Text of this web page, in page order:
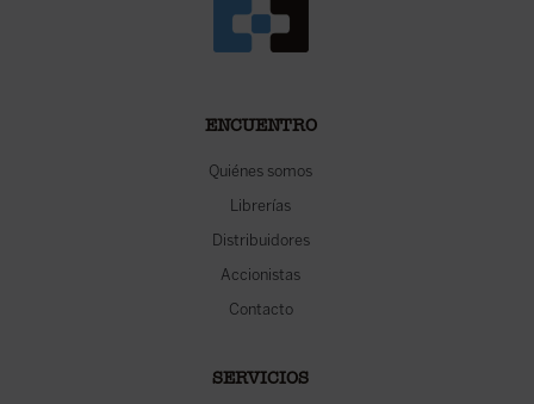
ENCUENTRO
Quiénes somos
Librerías
Distribuidores
Accionistas
Contacto
SERVICIOS